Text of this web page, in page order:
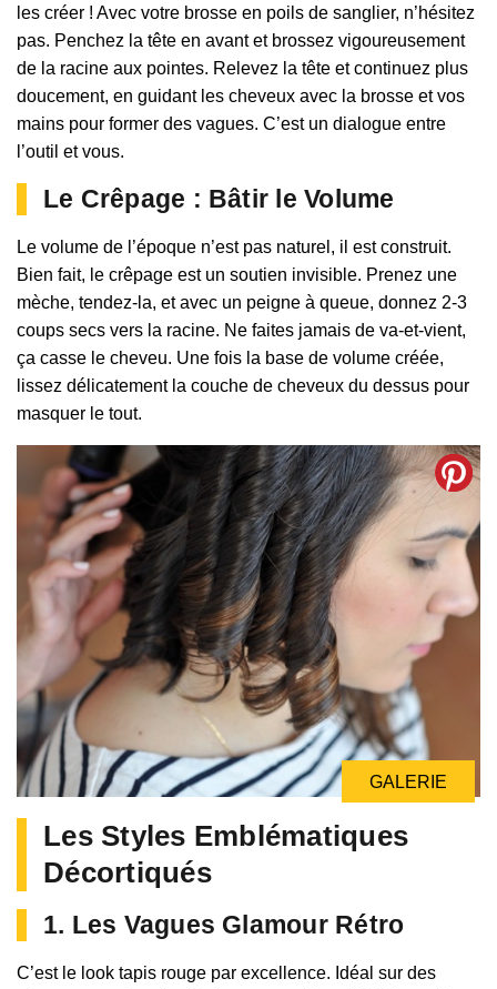
les créer ! Avec votre brosse en poils de sanglier, n’hésitez
pas. Penchez la tête en avant et brossez vigoureusement
de la racine aux pointes. Relevez la tête et continuez plus
doucement, en guidant les cheveux avec la brosse et vos
mains pour former des vagues. C’est un dialogue entre
l’outil et vous.
Le Crêpage : Bâtir le Volume
Le volume de l’époque n’est pas naturel, il est construit.
Bien fait, le crêpage est un soutien invisible. Prenez une
mèche, tendez-la, et avec un peigne à queue, donnez 2-3
coups secs vers la racine. Ne faites jamais de va-et-vient,
ça casse le cheveu. Une fois la base de volume créée,
lissez délicatement la couche de cheveux du dessus pour
masquer le tout.
GALERIE
Les Styles Emblématiques
Décortiqués
1. Les Vagues Glamour Rétro
C’est le look tapis rouge par excellence. Idéal sur des